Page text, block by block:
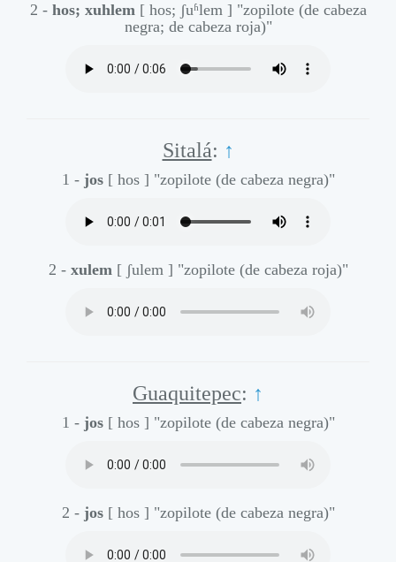
2 - hos; xuhlem [ hos; ʃuʱlem ] "zopilote (de cabeza
negra; de cabeza roja)"
Sitalá: ↑
1 - jos [ hos ] "zopilote (de cabeza negra)"
2 - xulem [ ʃulem ] "zopilote (de cabeza roja)"
Guaquitepec: ↑
1 - jos [ hos ] "zopilote (de cabeza negra)"
2 - jos [ hos ] "zopilote (de cabeza negra)"